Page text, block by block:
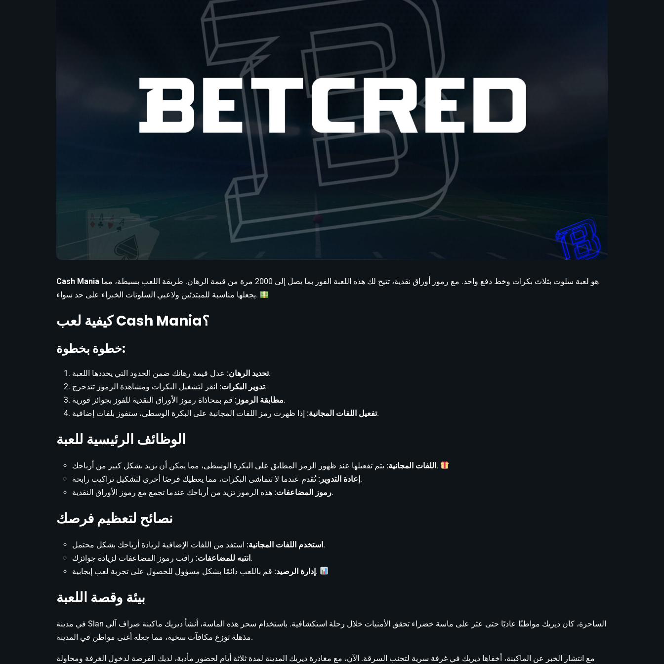
Cash Mania
يجعلها مناسبة للمبتدئين ولاعبي السلوتات الخبراء على حد سواء.
كيفية لعب Cash Mania؟
خطوة بخطوة:
تحديد الرهان:عدل قيمة رهانك ضمن الحدود التي يحددها اللعبة.
تدوير البكرات:انقر لتشغيل البكرات ومشاهدة الرموز تتدحرج.
مطابقة الرموز:قم بمحاذاة رموز الأوراق النقدية للفوز بجوائز فورية.
تفعيل اللفات المجانية:إذا ظهرت رمز اللفات المجانية على البكرة الوسطى، ستفوز بلفات إضافية.
الوظائف الرئيسية للعبة
اللفات المجانية:يتم تفعيلها عند ظهور الرمز المطابق على البكرة الوسطى، مما يمكن أن يزيد بشكل كبير من أرباحك.
إعادة التدوير:تُقدم عندما لا تتماشى البكرات، مما يعطيك فرصًا أخرى لتشكيل تراكيب رابحة.
رموز المضاعفات:هذه الرموز تزيد من أرباحك عندما تجمع مع رموز الأوراق النقدية.
نصائح لتعظيم فرصك
استخدم اللفات المجانية:استفد من اللفات الإضافية لزيادة أرباحك بشكل محتمل.
انتبه للمضاعفات:راقب رموز المضاعفات لزيادة جوائزك.
إدارة الرصيد:قم باللعب دائمًا بشكل مسؤول للحصول على تجربة لعب إيجابية.
بيئة وقصة اللعبة
في مدينة Slan الساحرة، كان ديريك مواطنًا عاديًا حتى عثر على ماسة خضراء تحقق الأمنيات خلال رحلة استكشافية. باستخدام سحر هذه الماسة، أنشأ ديريك ماكينة صراف آلي
مذهلة توزع مكافآت سخية، مما جعله أغنى مواطن في المدينة.
مع انتشار الخبر عن الماكينة، أخفاها ديريك في غرفة سرية لتجنب السرقة. الآن، مع مغادرة ديريك المدينة لمدة ثلاثة أيام لحضور مأدبة، لديك الفرصة لدخول الغرفة ومحاولة